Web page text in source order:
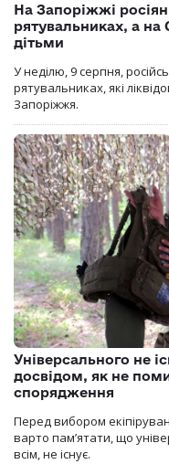
На Запоріжжі
рятувальниках, а
дітьми
У неділю, 9 серпня,
рятувальниках, які
Запоріжжя.
Універсального не
досвідом, як не
спорядження
Перед вибором
варто пам’ятати, що
всім, не існує.